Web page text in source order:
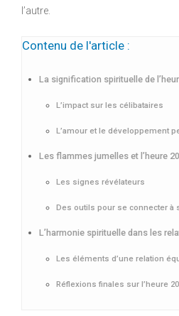
l’autre.
Contenu de l'article :
La signification spirituelle de
L’impact sur les célibataires
L’amour et le développement
Les flammes jumelles et l’heure
Les signes révélateurs
Des outils pour se connecter
L’harmonie spirituelle dans les
Les éléments d’une relation
Réflexions finales sur l’heure